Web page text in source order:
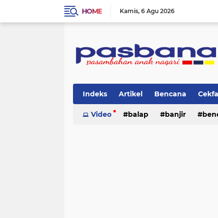
HOME Kamis 6 Agu 2026
Indeks Artikel Bencana
Musik Olahraga Pariwisata
Video balap banjir